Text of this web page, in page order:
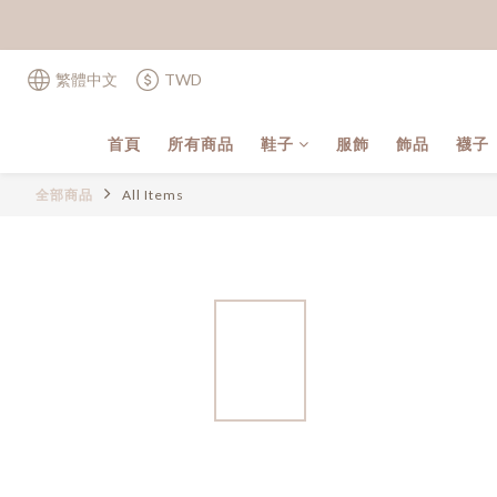
繁體中文 TWD
首頁 所有商品 鞋子 服飾 飾品 襪子
全部商品 All Items